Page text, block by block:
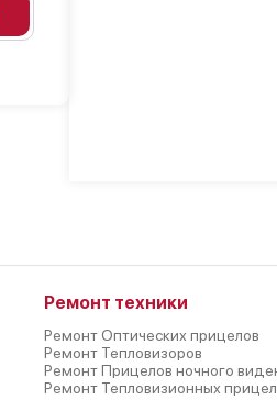
Ремонт техники
Ремонт Оптических прицелов
Ремонт Тепловизоров
Ремонт Прицелов ночного
Ремонт Тепловизионных